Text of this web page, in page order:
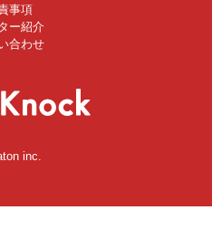
事項
ー紹介
合わせ
inc.